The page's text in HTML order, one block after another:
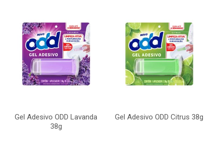
Gel Adesivo ODD Lavanda
38g
Gel Adesivo ODD Citrus 38g